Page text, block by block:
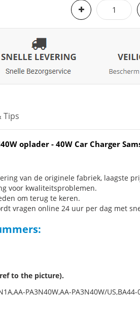
Tips
oplader - 40W Car Charger
van de originele fabriek, laagste
voor kwaliteitsproblemen.
om terug te keren.
vragen online 24 uur per dag met
to the picture).
PA3N40W,AA-PA3N40W/US,BA44-